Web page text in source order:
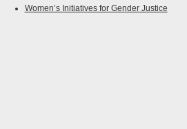
Women’s Initiatives for Gender Justice